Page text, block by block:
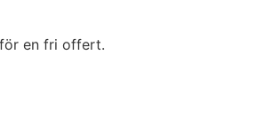
en fri offert.